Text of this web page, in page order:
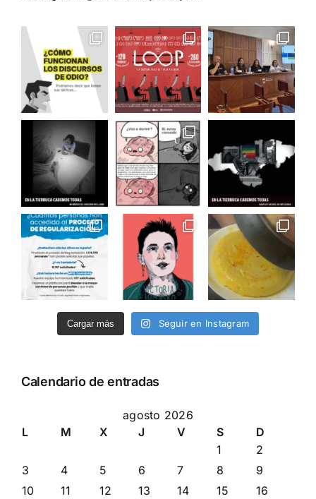
Cargar más Seguir en Instagram
Calendario de entradas
agosto 2026
L
M X J V S
D
1
2
3
4 5 6 7 8
9
10
11 12 13 14 15
16